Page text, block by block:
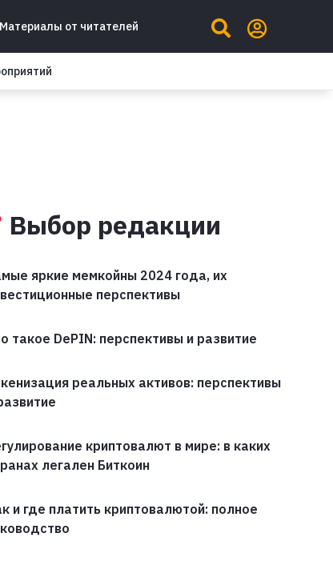
Материалы от читателей
Выбор редакции
яркие мемкойны 2024 года, их
перспективы
такое DePIN: перспективы и развитие
реальных активов: перспективы
криптовалют в мире: в каких
легален Биткоин
и где платить криптовалютой: полное